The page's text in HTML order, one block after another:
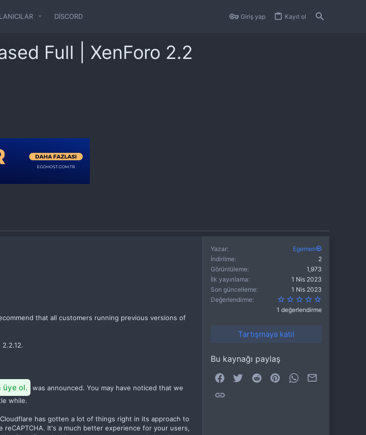
DISCORD Giriş yap Kayıt ol
Full | XenForo 2.2
that all customers running previous versions of
üye ol.
was announced. You may have noticed that we
while.
has gotten a lot of things right in its approach to
It's a much better experience for your users,
Yazar
Egemen
İndirilme
2
Görüntüleme
1,973
İlk yayınlama
1 Nis 2023
Son güncelleme
1 Nis 2023
Değerlendirme
1 değerlendirme
Tartışmaya katıl
Bu kaynağı paylaş
Facebook
Twitter Reddit PinterestWhatsApp